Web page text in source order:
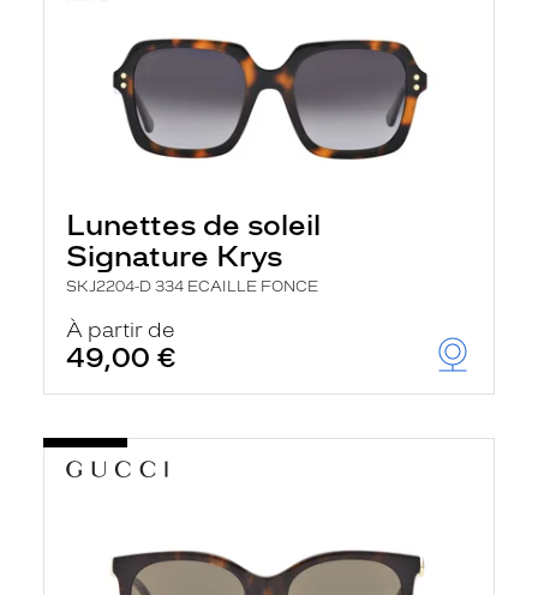
Lunettes de soleil
Signature Krys
SKJ2204-D 334 ECAILLE FONCE
À partir de
49,00 €